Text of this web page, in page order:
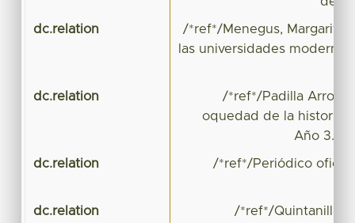
dc.relation
/*ref*/Menegus, Margarita
las universidades
dc.relation
/*ref*/Padilla
oquedad de la historia",
Año 3.
dc.relation /*ref*/Periódico oficial
dc.relation
/*ref*/Quintanilla